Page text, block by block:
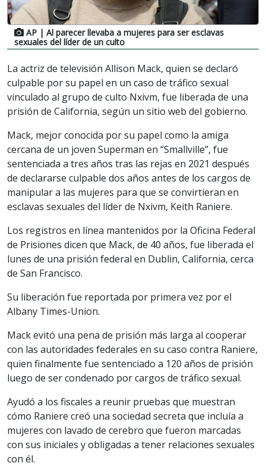
AP | Al parecer llevaba a mujeres para ser esclavas
sexuales del líder de un culto
La actriz de televisión Allison Mack, quien se declaró
culpable por su papel en un caso de tráfico sexual
vinculado al grupo de culto Nxivm, fue liberada de una
prisión de California, según un sitio web del gobierno.
Mack, mejor conocida por su papel como la amiga
cercana de un joven Superman en “Smallville”, fue
sentenciada a tres años tras las rejas en 2021 después
de declararse culpable dos años antes de los cargos de
manipular a las mujeres para que se convirtieran en
esclavas sexuales del líder de Nxivm, Keith Raniere.
Los registros en línea mantenidos por la Oficina Federal
de Prisiones dicen que Mack, de 40 años, fue liberada el
lunes de una prisión federal en Dublin, California, cerca
de San Francisco.
Su liberación fue reportada por primera vez por el
Albany Times-Union.
Mack evitó una pena de prisión más larga al cooperar
con las autoridades federales en su caso contra Raniere,
quien finalmente fue sentenciado a 120 años de prisión
luego de ser condenado por cargos de tráfico sexual.
Ayudó a los fiscales a reunir pruebas que muestran
cómo Raniere creó una sociedad secreta que incluía a
mujeres con lavado de cerebro que fueron marcadas
con sus iniciales y obligadas a tener relaciones sexuales
con él.